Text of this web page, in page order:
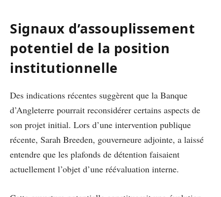
Signaux d’assouplissement
potentiel de la position
institutionnelle
Des indications récentes suggèrent que la Banque
d’Angleterre pourrait reconsidérer certains aspects de
son projet initial. Lors d’une intervention publique
récente, Sarah Breeden, gouverneure adjointe, a laissé
entendre que les plafonds de détention faisaient
actuellement l’objet d’une réévaluation interne.